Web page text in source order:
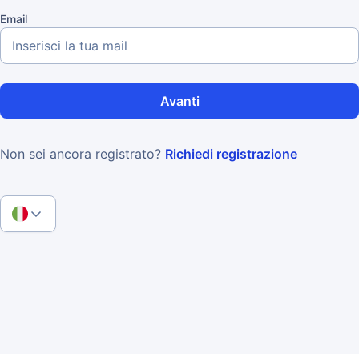
Email
Avanti
Non sei ancora registrato? Richiedi registrazione